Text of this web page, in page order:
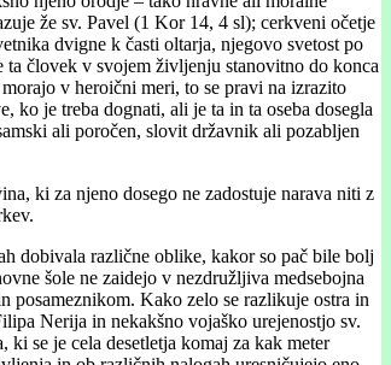
že sv. Pavel (1 Kor 14, 4 sl); cerkveni očetje
dvigne k časti oltarja, njegovo svetost po
človek v svojem življenju stanovitno do konca
v heroični meri, to se pravi na izrazito
ko je treba dognati, ali je ta in ta oseba dosegla
ali poročen, slovit državnik ali pozabljen
ki za njeno dosego ne zadostuje narava niti z
dobivala različne oblike, kakor so pač bile bolj
šole ne zaidejo v nezdružljiva medsebojna
posameznikom. Kako zelo se razlikuje ostra in
Nerija in nekakšno vojaško urejenostjo sv.
se je cela desetletja komaj za kak meter